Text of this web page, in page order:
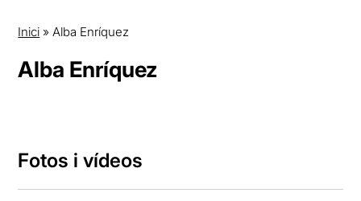
Inici »Alba Enríquez
Alba Enríquez
Fotos i vídeos